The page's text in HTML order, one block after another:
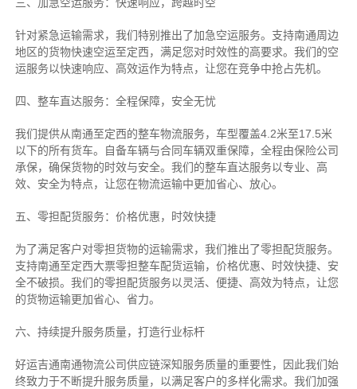
针对紧急运输需求，我们特别推出了加急空运服务。支持南通周边
地区的货物快速空运至定西，满足您对时效性的高要求。我们的空
运服务以快速响应、高效运作为特点，让您在竞争中抢占先机。
四、整车直达服务：全程保障，安全无忧
我们提供从南通至定西的整车物流服务，车型覆盖4.2米至17.5米
以下的所有货车。自备车辆与合同车辆双重保障，全程由保险公司
承保，确保货物的时效与安全。我们的整车直达服务以专业、高
效、安全为特点，让您在物流运输中更加省心、放心。
五、零担配货服务：价格优惠，时效快捷
为了满足客户对零担货物的运输需求，我们推出了零担配货服务。
支持南通至定西大票零担整车配货运输，价格优惠、时效快捷、安
全不破损。我们的零担配货服务以灵活、便捷、高效为特点，让您
的货物运输更加省心、省力。
六、持续提升服务质量，打造行业标杆
好运吉通南通物流公司供应链深知服务质量的重要性，因此我们始
终致力于不断提升服务质量，以满足客户的多样化需求。我们加强